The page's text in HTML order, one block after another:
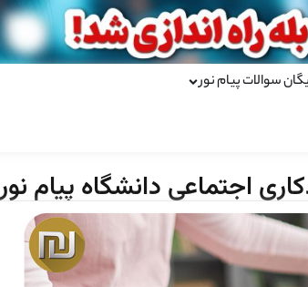
سوالات پیام نور
اجتماعی دانشگاه پیام نور